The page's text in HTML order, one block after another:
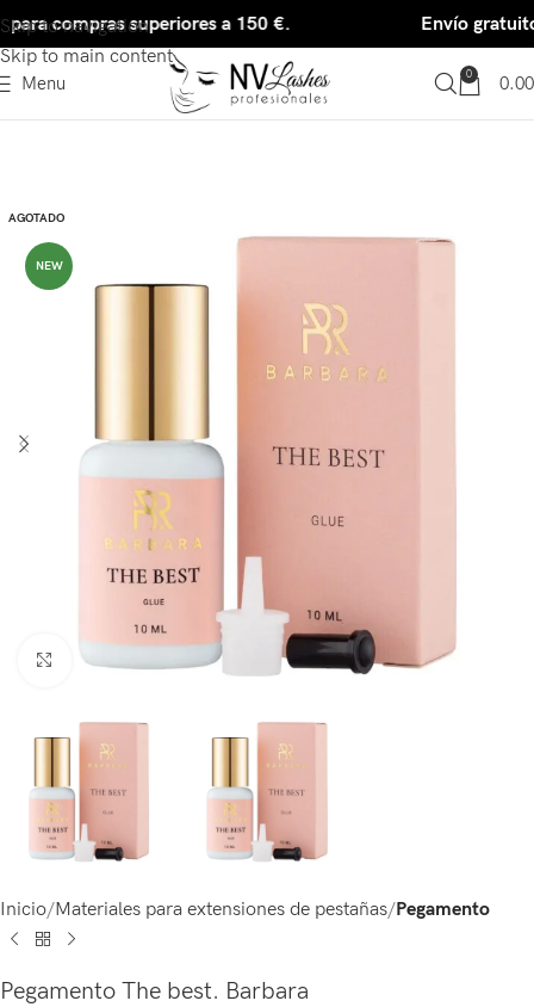
Skip to navigation
Skip to main content
compras superiores a 150 €. Envío
Menu 0 0.00
AGOTADO
NEW
Click to enlarge
Inicio Materiales para extensiones de pestañas Pegamento
Pegamento The best. Barbara